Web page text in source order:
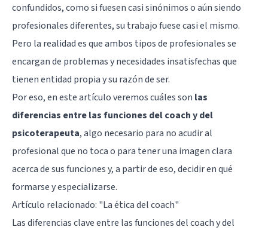
confundidos, como si fuesen casi sinónimos o aún siendo
profesionales diferentes, su trabajo fuese casi el mismo.
Pero la realidad es que ambos tipos de profesionales se
encargan de problemas y necesidades insatisfechas que
tienen entidad propia y su razón de ser.
Por eso, en este artículo veremos cuáles son las
diferencias entre las funciones del coach y del
psicoterapeuta, algo necesario para no acudir al
profesional que no toca o para tener una imagen clara
acerca de sus funciones y, a partir de eso, decidir en qué
formarse y especializarse.
Artículo relacionado: "La ética del coach"
Las diferencias clave entre las funciones del coach y del